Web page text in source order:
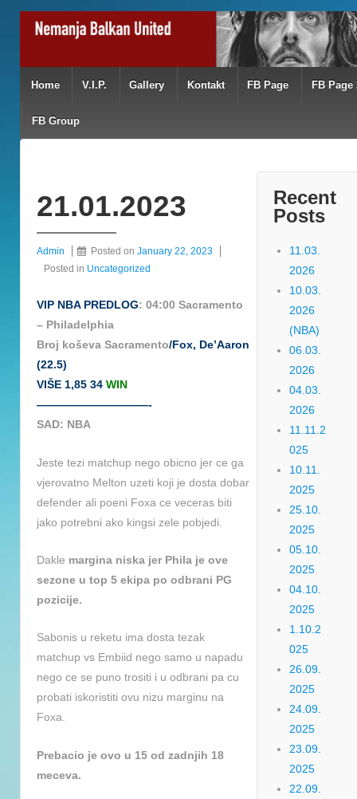
Home V.I.P. Gallery Kontakt FB Page FB Page
FB Group
21.01.2023
Admin Posted on January 22, 2023
Posted in Uncategorized
VIP NBA PREDLOG: 04:00 Sacramento
– Philadelphia
Broj koševa Sacramento/Fox, De’Aaron
(22.5)
VIŠE 1,85 34 WIN
——————————-
SAD: NBA
Jeste tezi matchup nego obicno jer ce ga
vjerovatno Melton uzeti koji je dosta dobar
defender ali poeni Foxa ce veceras biti
jako potrebni ako kingsi zele pobjedi.
Dakle margina niska jer Phila je ove
sezone u top 5 ekipa po odbrani PG
pozicije.
Sabonis u reketu ima dosta tezak
matchup vs Embiid nego samo u napadu
nego ce se puno trositi i u odbrani pa cu
probati iskoristiti ovu nizu marginu na
Foxa.
Prebacio je ovo u 15 od zadnjih 18
meceva.
Recent
Posts
11.03.
2026
10.03.
2026
(NBA)
06.03.
2026
04.03.
2026
11.11.2
025
10.11.
2025
25.10.
2025
05.10.
2025
04.10.
2025
1.10.2
025
26.09.
2025
24.09.
2025
23.09.
2025
22.09.